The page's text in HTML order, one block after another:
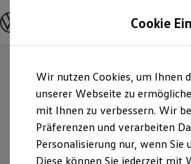
Hauptinhalt
springen
Footer
springen
Modelle und Konfigurator
Modelle vergleichen
Elektroautos
ENERGY Sondermodelle
Nutzfahrzeuge
SUV und CUV
Familienautos
Kombis
Kompaktwagen
Cookie
Wir nutzen Cookies, um Ihnen
unserer Webseite zu
mit Ihnen zu verbessern. Wir
Präferenzen und verarbeiten
Personalisierung nur, wenn Sie
Diese können Sie jederzeit mit